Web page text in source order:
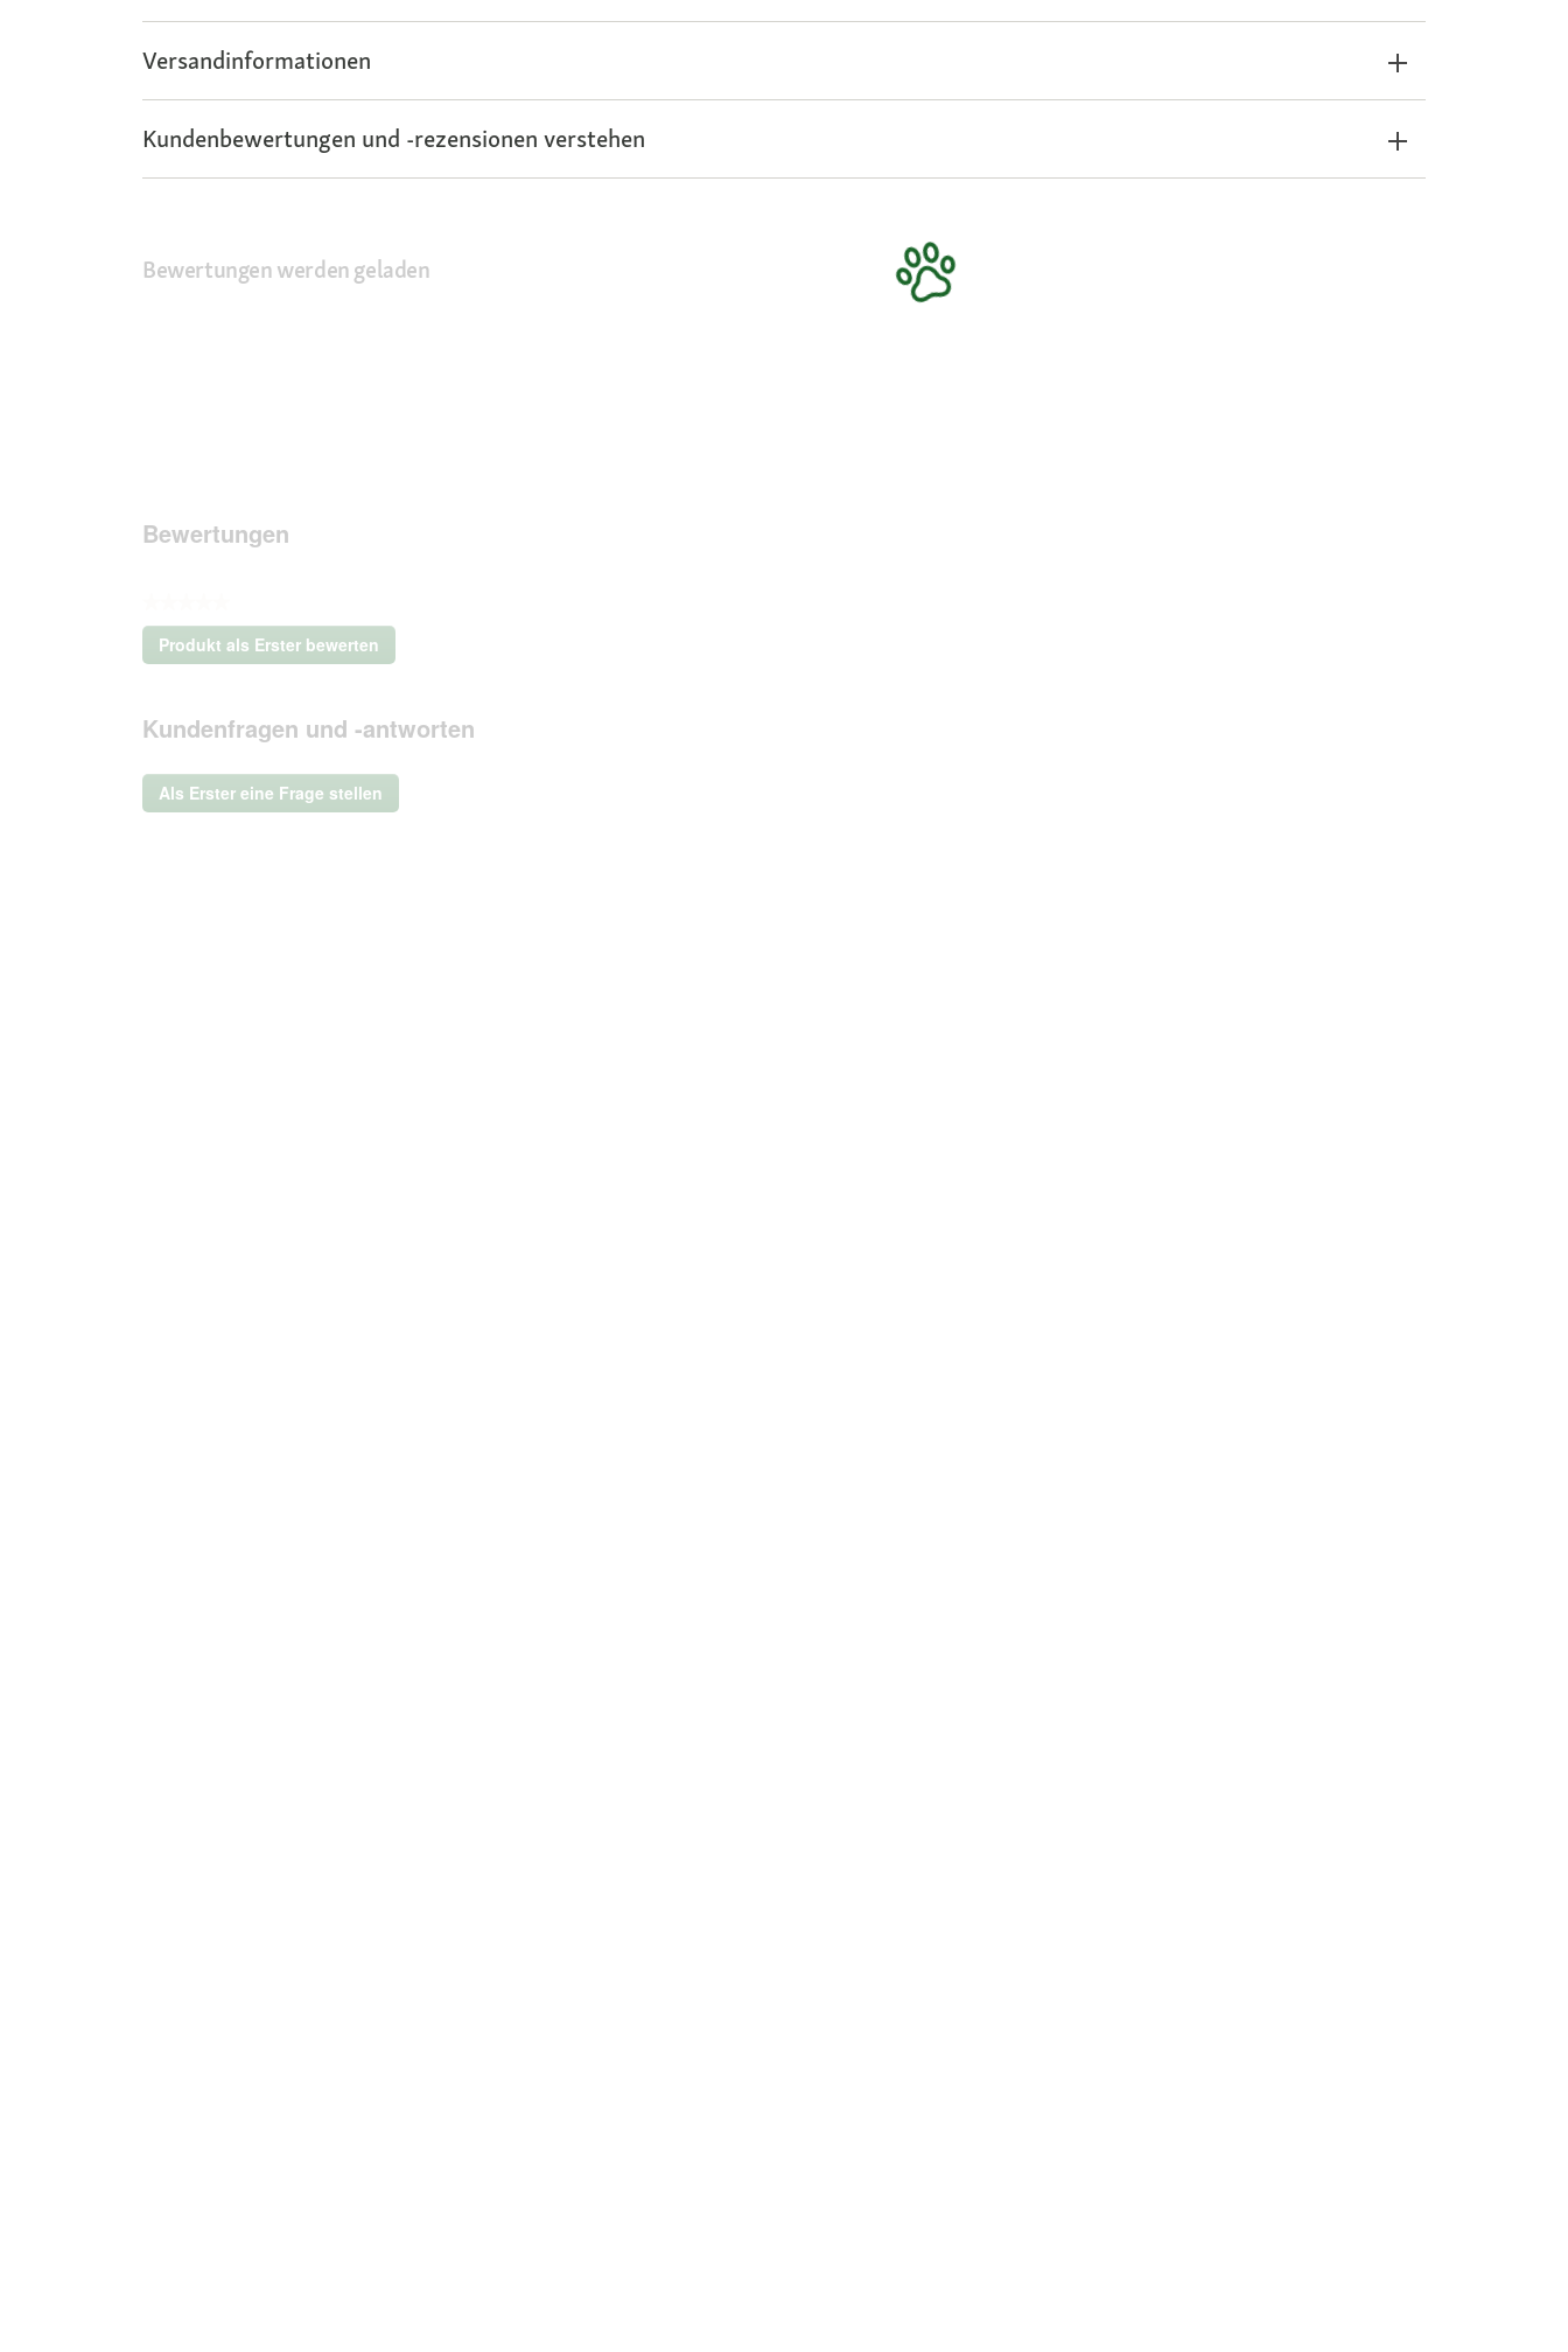
Versandinformationen
Kundenbewertungen und -rezensionen verstehen
Bewertungen werden geladen
Bewertungen
Kein
Beurteilungswert
Produkt als Erster bewerten
.
Aktion
ein
modales
Kundenfragen und -antworten
Als Erster eine Frage stellen